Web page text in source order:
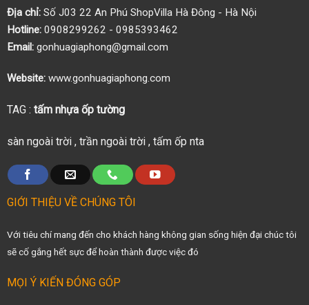
Địa chỉ:Số J03 22 An Phú ShopVilla Hà Đông - Hà Nội
Hotline:0908299262 - 0985393462
Email:gonhuagiaphong@gmail.com
Website:www.gonhuagiaphong.com
TAG : tấm nhựa ốp tường
sàn ngoài trời, trần ngoài trời, tấm ốp nta
GIỚI THIỆU VỀ CHÚNG TÔI
Với tiêu chí mang đến cho khách hàng không gian sống hiện đại chúc tôi
sẽ cố gắng hết sực để hoàn thành được việc đó
MỌI Ý KIẾN ĐÓNG GÓP